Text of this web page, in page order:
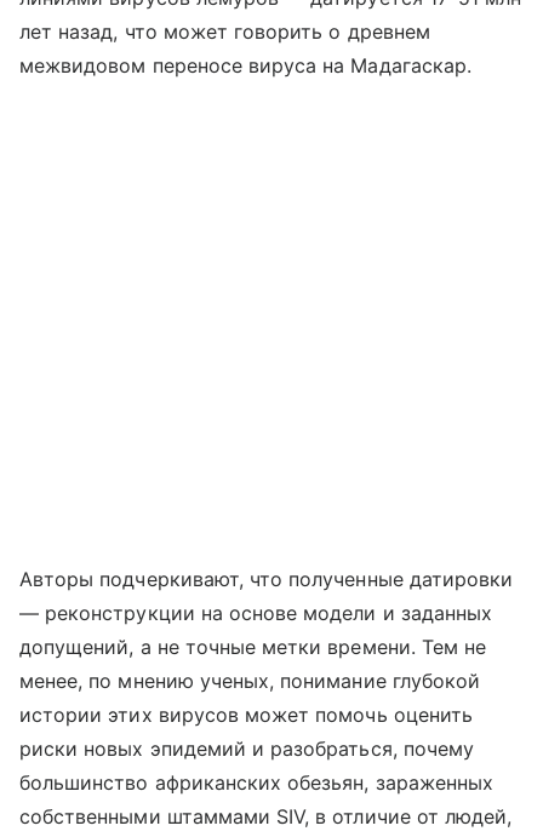
лет назад, что может говорить о древнем
межвидовом переносе вируса на Мадагаскар.
Авторы подчеркивают, что полученные датировки
— реконструкции на основе модели и заданных
допущений, а не точные метки времени. Тем не
менее, по мнению ученых, понимание глубокой
истории этих вирусов может помочь оценить
риски новых эпидемий и разобраться, почему
большинство африканских обезьян, зараженных
собственными штаммами SIV, в отличие от людей,